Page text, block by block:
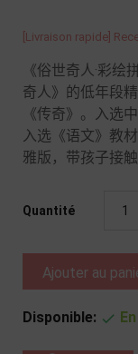
[Livraison rapide]
《俗世奇人·彩
奇人》的低年段
《传奇》。入选
入选《语文》教
雅版，带孩子接
Quantité
Ajouter au
Disponible: 